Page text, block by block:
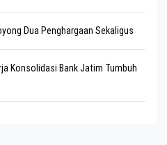
Dua Penghargaan Sekaligus
Konsolidasi Bank Jatim Tumbuh